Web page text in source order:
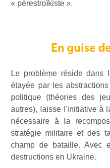
« pérestroïkiste ».
En guise
Le problème réside dans
étayée par les
politique (théories des
autres), laisse l’initiative à
nécessaire à la
stratégie militaire et des
champ de bataille. Avec
destructions en Ukraine.